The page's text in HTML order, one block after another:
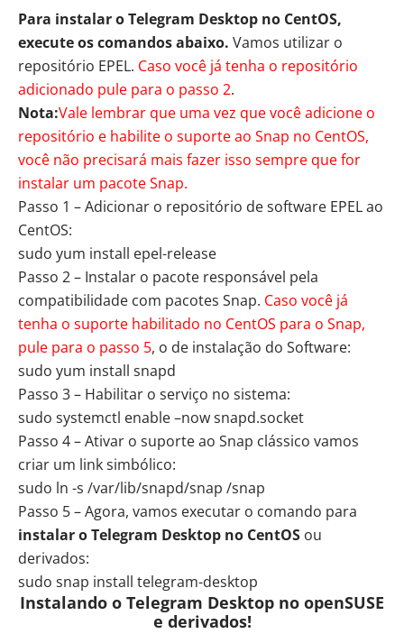
Para instalar o Telegram Desktop no CentOS,
execute os comandos abaixo. Vamos utilizar o
repositório EPEL. Caso você já tenha o repositório
adicionado pule para o passo 2.
Nota:Vale lembrar que uma vez que você adicione o
repositório e habilite o suporte ao Snap no CentOS,
você não precisará mais fazer isso sempre que for
instalar um pacote Snap.
Passo 1 – Adicionar o repositório de software EPEL ao
CentOS:
sudo yum install epel-release
Passo 2 – Instalar o pacote responsável pela
compatibilidade com pacotes Snap. Caso você já
tenha o suporte habilitado no CentOS para o Snap,
pule para o passo 5, o de instalação do Software:
sudo yum install snapd
Passo 3 – Habilitar o serviço no sistema:
sudo systemctl enable –now snapd.socket
Passo 4 – Ativar o suporte ao Snap clássico vamos
criar um link simbólico:
sudo ln -s /var/lib/snapd/snap /snap
Passo 5 – Agora, vamos executar o comando para
instalar o Telegram Desktop no CentOS ou
derivados:
sudo snap install telegram-desktop
Instalando o Telegram Desktop no openSUSE
e derivados!